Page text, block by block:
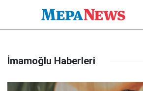
İmamoğlu Haberleri